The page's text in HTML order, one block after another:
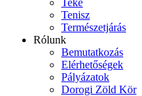
Teke
Tenisz
Természetjárás
Rólunk
Bemutatkozás
Elérhetőségek
Pályázatok
Dorogi Zöld Kör